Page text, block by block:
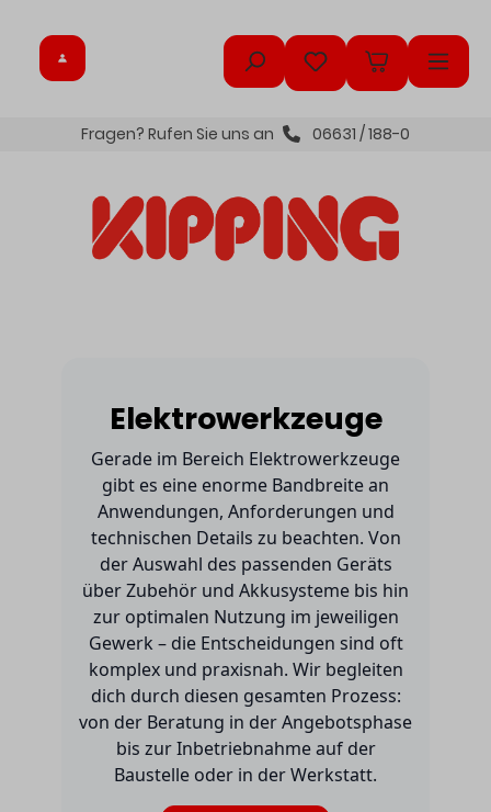
Fragen? Rufen Sie uns an 06631 / 188-0
Elektrowerkzeuge
Gerade im Bereich Elektrowerkzeuge
gibt es eine enorme Bandbreite an
Anwendungen, Anforderungen und
technischen Details zu beachten. Von
der Auswahl des passenden Geräts
über Zubehör und Akkusysteme bis hin
zur optimalen Nutzung im jeweiligen
Gewerk – die Entscheidungen sind oft
komplex und praxisnah. Wir begleiten
dich durch diesen gesamten Prozess:
von der Beratung in der Angebotsphase
bis zur Inbetriebnahme auf der
Baustelle oder in der Werkstatt.